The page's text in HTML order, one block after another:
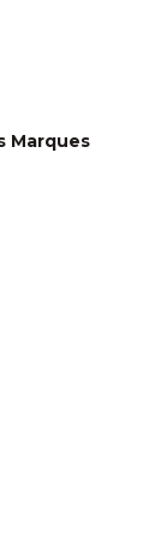
Marques